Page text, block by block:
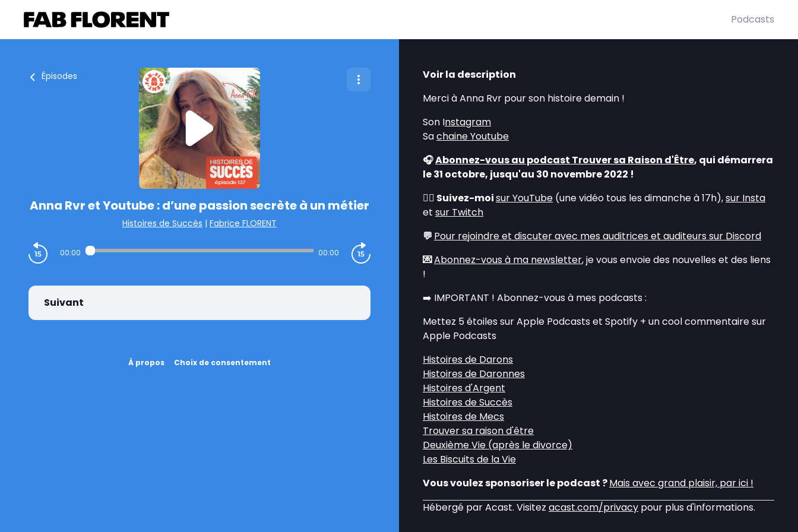
Podcasts
Épisodes
Anna Rvr et Youtube : d’une passion secrète à un métier
Histoires de Succès | Fabrice FLORENT
00:00 00:00
Suivant
À propos Choix de consentement
Voir la description
Merci à Anna Rvr pour son histoire demain !
Son Instagram
Sachaine Youtube
🎧Abonnez-vous au podcast Trouver sa Raison d'Être, qui démarrera
le 31 octobre, jusqu'au 30 novembre 2022 !
💁‍♂️ Suivez-moisur YouTube (une vidéo tous les dimanche à 17h),sur Insta
et sur Twitch
💬 Pour rejoindre et discuter avec mes auditrices et auditeurs sur Discord
💌Abonnez-vous à ma newsletter, je vous envoie des nouvelles et des liens
!
➡️ IMPORTANT ! Abonnez-vous à mes podcasts :
Mettez 5 étoiles sur Apple Podcasts et Spotify + un cool commentaire sur
Apple Podcasts
Histoires de Darons
Histoires de Daronnes
Histoires d'Argent
Histoires de Succès
Histoires de Mecs
Trouver sa raison d'être
Deuxième Vie (après le divorce)
Les Biscuits de la Vie
Vous voulez sponsoriser le podcast ?Mais avec grand plaisir, par ici !
Hébergé par Acast. Visitez acast.com/privacy pour plus d'informations.